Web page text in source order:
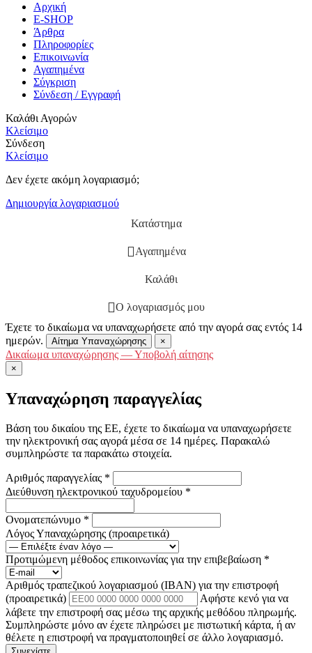
Αρχική
E-SHOP
Άρθρα
Πληροφορίες
Επικοινωνία
Αγαπημένα
Σύγκριση
Σύνδεση / Εγγραφή
Καλάθι Αγορών
Κλείσιμο
Σύνδεση
Κλείσιμο
Δεν έχετε ακόμη λογαριασμό;
Δημιουργία λογαριασμού
Κατάστημα
Αγαπημένα
Καλάθι
Ο λογαριασμός μου
Έχετε το δικαίωμα να υπαναχωρήσετε από την αγορά σας εντός 14
ημερών.
Αίτημα Υπαναχώρησης ×
Δικαίωμα υπαναχώρησης — Υποβολή αίτησης
×
Υπαναχώρηση παραγγελίας
Βάση του δικαίου της ΕΕ, έχετε το δικαίωμα να υπαναχωρήσετε
την ηλεκτρονική σας αγορά μέσα σε 14 ημέρες. Παρακαλώ
συμπληρώστε τα παρακάτω στοιχεία.
Αριθμός παραγγελίας *
Διεύθυνση ηλεκτρονικού ταχυδρομείου *
Ονοματεπώνυμο *
Λόγος Υπαναχώρησης (προαιρετικά)
Προτιμώμενη μέθοδος επικοινωνίας για την επιβεβαίωση *
Αριθμός τραπεζικού λογαριασμού (IBAN) για την επιστροφή
(προαιρετικά)
Αφήστε κενό για να
λάβετε την επιστροφή σας μέσω της αρχικής μεθόδου πληρωμής.
Συμπληρώστε μόνο αν έχετε πληρώσει με πιστωτική κάρτα, ή αν
θέλετε η επιστροφή να πραγματοποιηθεί σε άλλο λογαριασμό.